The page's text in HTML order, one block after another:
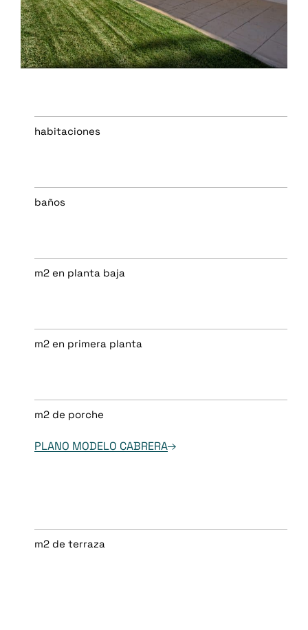
habitaciones
baños
m2 en planta baja
m2 en primera planta
m2 de porche
PLANO MODELO CABRERA
m2 de terraza